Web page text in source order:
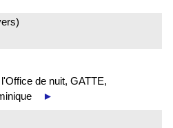
de nuit, GATTE,
►